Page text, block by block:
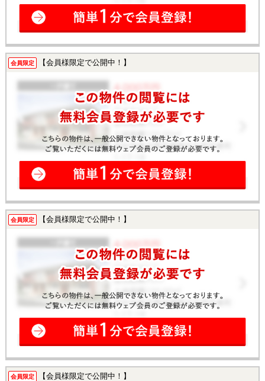
会員限定 【会員様限定で公開中！】
会員限定 【会員様限定で公開中！】
会員限定 【会員様限定で公開中！】